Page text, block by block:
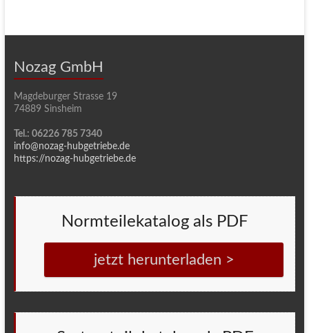
Nozag GmbH
Magdeburger Strasse 19
74889 Sinsheim
Tel.: 06226 785 7340
info@nozag-hubgetriebe.de
https://nozag-hubgetriebe.de
Normteilekatalog als PDF
jetzt herunterladen >